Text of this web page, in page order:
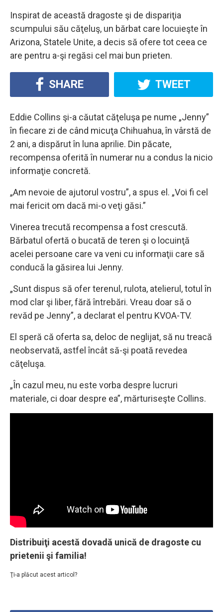
Inspirat de această dragoste şi de dispariţia
scumpului său căţeluş, un bărbat care locuieşte în
Arizona, Statele Unite, a decis să ofere tot ceea ce
are pentru a-şi regăsi cel mai bun prieten.
SHARE TWEET
Eddie Collins şi-a căutat căţeluşa pe nume „Jenny”
în fiecare zi de când micuţa Chihuahua, în vârstă de
2 ani, a dispărut în luna aprilie. Din păcate,
recompensa oferită în numerar nu a condus la nicio
informaţie concretă.
„Am nevoie de ajutorul vostru”, a spus el. „Voi fi cel
mai fericit om dacă mi-o veţi găsi.”
Vinerea trecută recompensa a fost crescută.
Bărbatul ofertă o bucată de teren şi o locuinţă
acelei persoane care va veni cu informaţii care să
conducă la găsirea lui Jenny.
„Sunt dispus să ofer terenul, rulota, atelierul, totul în
mod clar şi liber, fără întrebări. Vreau doar să o
revăd pe Jenny”, a declarat el pentru KVOA-TV.
El speră că oferta sa, deloc de neglijat, să nu treacă
neobservată, astfel încât să-şi poată revedea
căţeluşa.
„În cazul meu, nu este vorba despre lucruri
materiale, ci doar despre ea”, mărturiseşte Collins.
Distribuiţi acestă dovadă unică de dragoste cu
prietenii şi familia!
Ţi-a plăcut acest articol?